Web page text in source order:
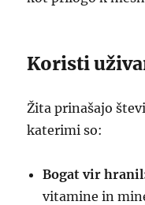
Koristi
Žita prinašajo
katerimi so:
Bogat vir
vitamine in